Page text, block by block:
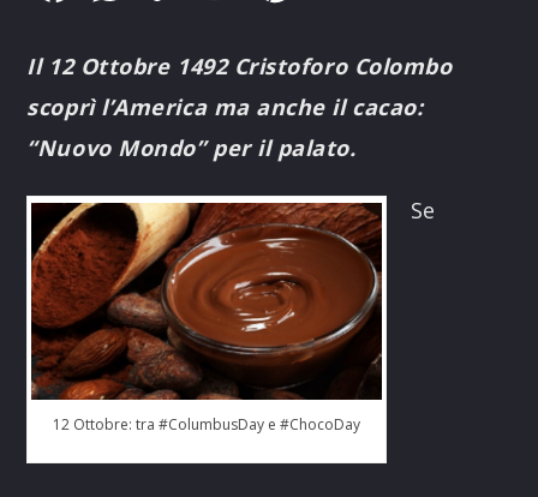
Il 12 Ottobre 1492 Cristoforo Colombo
scoprì l’America ma anche il cacao:
“Nuovo Mondo” per il palato.
12 Ottobre: tra #ColumbusDay e #ChocoDay
Se